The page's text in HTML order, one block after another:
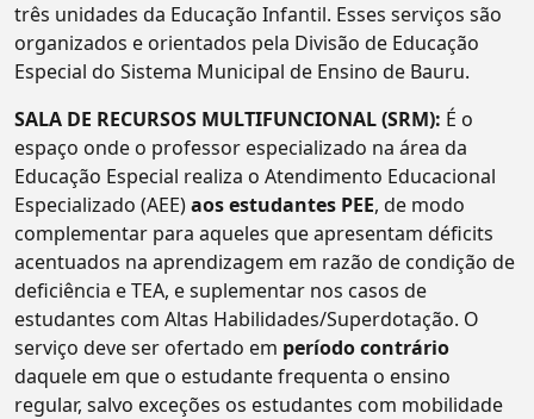
três unidades da Educação Infantil. Esses serviços são
organizados e orientados pela Divisão de Educação
Especial do Sistema Municipal de Ensino de Bauru.
SALA DE RECURSOS MULTIFUNCIONAL (SRM): É o
espaço onde o professor especializado na área da
Educação Especial realiza o Atendimento Educacional
Especializado (AEE)aos estudantes PEE, de modo
complementar para aqueles que apresentam déficits
acentuados na aprendizagem em razão de condição de
deficiência e TEA, e suplementar nos casos de
estudantes com Altas Habilidades/Superdotação. O
serviço deve ser ofertado em período contrário
daquele em que o estudante frequenta o ensino
regular, salvo exceções os estudantes com mobilidade